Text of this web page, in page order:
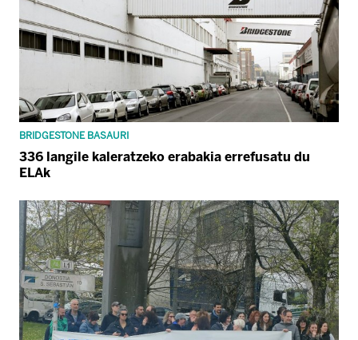
BRIDGESTONE BASAURI
336 langile kaleratzeko erabakia errefusatu du
ELAk